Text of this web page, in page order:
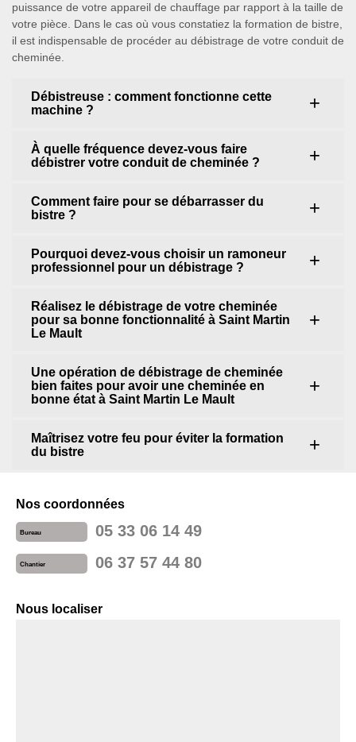
puissance de votre appareil de chauffage par rapport à la taille de
votre pièce. Dans le cas où vous constatiez la formation de bistre,
il est indispensable de procéder au débistrage de votre conduit de
cheminée.
Débistreuse : comment fonctionne cette
machine ?
À quelle fréquence devez-vous faire
débistrer votre conduit de cheminée ?
Comment faire pour se débarrasser du
bistre ?
Pourquoi devez-vous choisir un ramoneur
professionnel pour un débistrage ?
Réalisez le débistrage de votre cheminée
pour sa bonne fonctionnalité à Saint Martin
Le Mault
Une opération de débistrage de cheminée
bien faites pour avoir une cheminée en
bonne état à Saint Martin Le Mault
Maîtrisez votre feu pour éviter la formation
du bistre
Nos coordonnées
Bureau 05 33 06 14 49
Chantier 06 37 57 44 80
Nous localiser